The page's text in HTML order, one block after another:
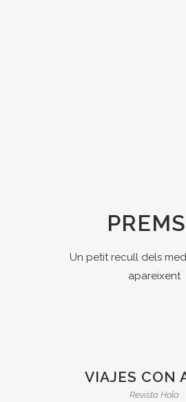
Un petit recull dels
apareixent
VIAJES CON
Revista Hola